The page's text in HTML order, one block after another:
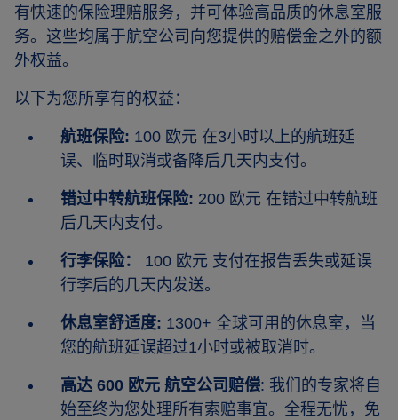
有快速的保险理赔服务，并可体验高品质的休息室服
务。这些均属于航空公司向您提供的赔偿金之外的额
外权益。
以下为您所享有的权益：
航班保险: 100 欧元 在3小时以上的航班延
误、临时取消或备降后几天内支付。
错过中转航班保险: 200 欧元 在错过中转航班
后几天内支付。
行李保险：
100 欧元 支付在报告丢失或延误
行李后的几天内发送。
休息室舒适度: 1300+ 全球可用的休息室，当
您的航班延误超过1小时或被取消时。
高达 600 欧元 航空公司赔偿: 我们的专家将自
始至终为您处理所有索赔事宜。全程无忧，免